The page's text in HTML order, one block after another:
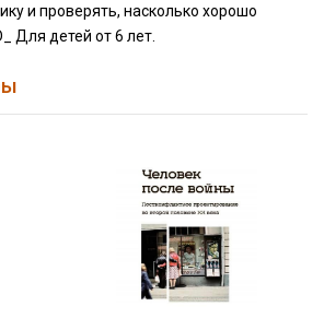
и проверять, насколько хорошо
Для детей от 6 лет.